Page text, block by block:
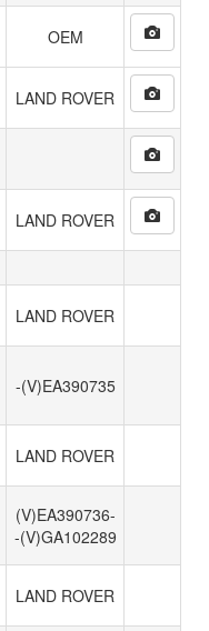
OEM
LAND ROVER
LAND ROVER
LAND ROVER
-(V)EA390735
LAND ROVER
(V)EA390736-
-(V)GA102289
LAND ROVER